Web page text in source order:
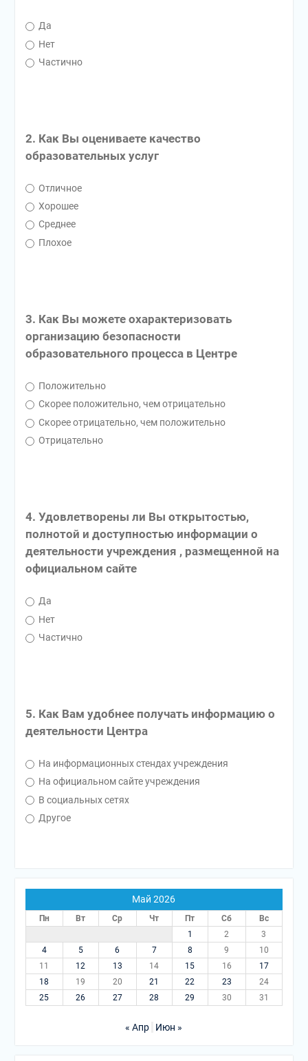
Да
Нет
Частично
2. Как Вы оцениваете качество
образовательных услуг
Отличное
Хорошее
Среднее
Плохое
3. Как Вы можете охарактеризовать
организацию безопасности
образовательного процесса в Центре
Положительно
Скорее положительно, чем отрицательно
Скорее отрицательно, чем положительно
Отрицательно
4. Удовлетворены ли Вы открытостью,
полнотой и доступностью информации о
деятельности учреждения , размещенной на
официальном сайте
Да
Нет
Частично
5. Как Вам удобнее получать информацию о
деятельности Центра
На информационных стендах учреждения
На официальном сайте учреждения
В социальных сетях
Другое
Май 2026
Пн Вт Ср Чт Пт Сб
Вс
1
2
3
4
5 6 7 8 9
10
11
12 13 14 15 16
17
18
19 20 21 22 23
24
25
26 27 28 29 30 31
« Апр Июн »